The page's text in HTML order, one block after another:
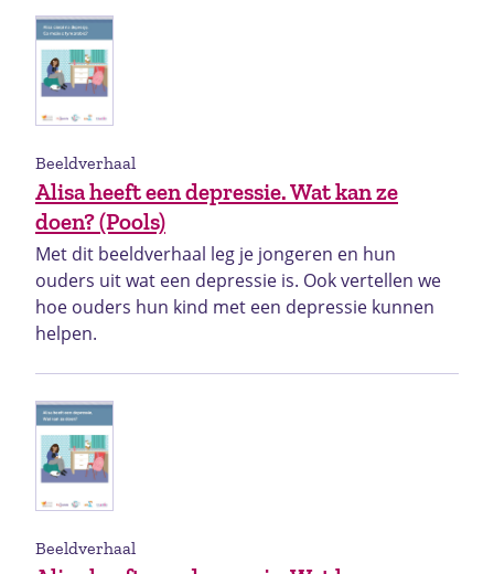
Alisa heeft een depressie. Wat kan ze
doen? (Pools)
Beeldverhaal
Met dit beeldverhaal leg je jongeren en hun
ouders uit wat een depressie is. Ook vertellen we
hoe ouders hun kind met een depressie kunnen
helpen.
Beeldverhaal